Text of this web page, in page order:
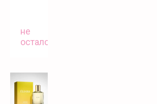
не
осталось